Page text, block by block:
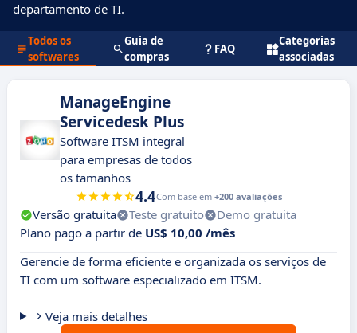
departamento de TI.
Todos os
softwares
Guia de
compras
FAQ
Categorias
associadas
ManageEngine
Servicedesk Plus
Software ITSM integral
para empresas de todos
os tamanhos
4.4Com base em +200 avaliações
Versão gratuita Teste gratuito
Demo gratuita
Plano pago a partir de US$ 10,00 /mês
Gerencie de forma eficiente e organizada os serviços de
TI com um software especializado em ITSM.
Veja mais detalhes